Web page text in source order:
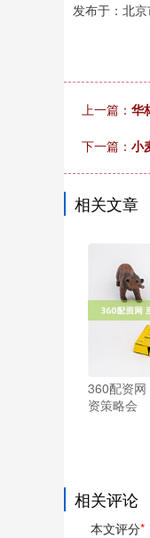
发布于：北
上一篇： 华
下一篇： 小
相关文章
360配资
资策略会
相关评论
本文评分*